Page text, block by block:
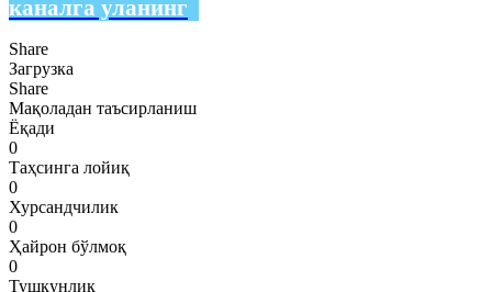
каналга уланинг
Share
Загрузка
Share
Мақоладан таъсирланиш
Ёқади
0
Таҳсинга лойиқ
0
Хурсандчилик
0
Ҳайрон бўлмоқ
0
Тушкунлик